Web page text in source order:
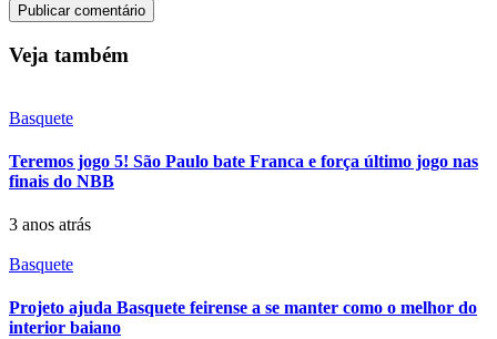
Veja também
Basquete
Teremos jogo 5! São Paulo bate Franca e força último jogo nas
finais do NBB
3 anos atrás
Basquete
Projeto ajuda Basquete feirense a se manter como o melhor do
interior baiano